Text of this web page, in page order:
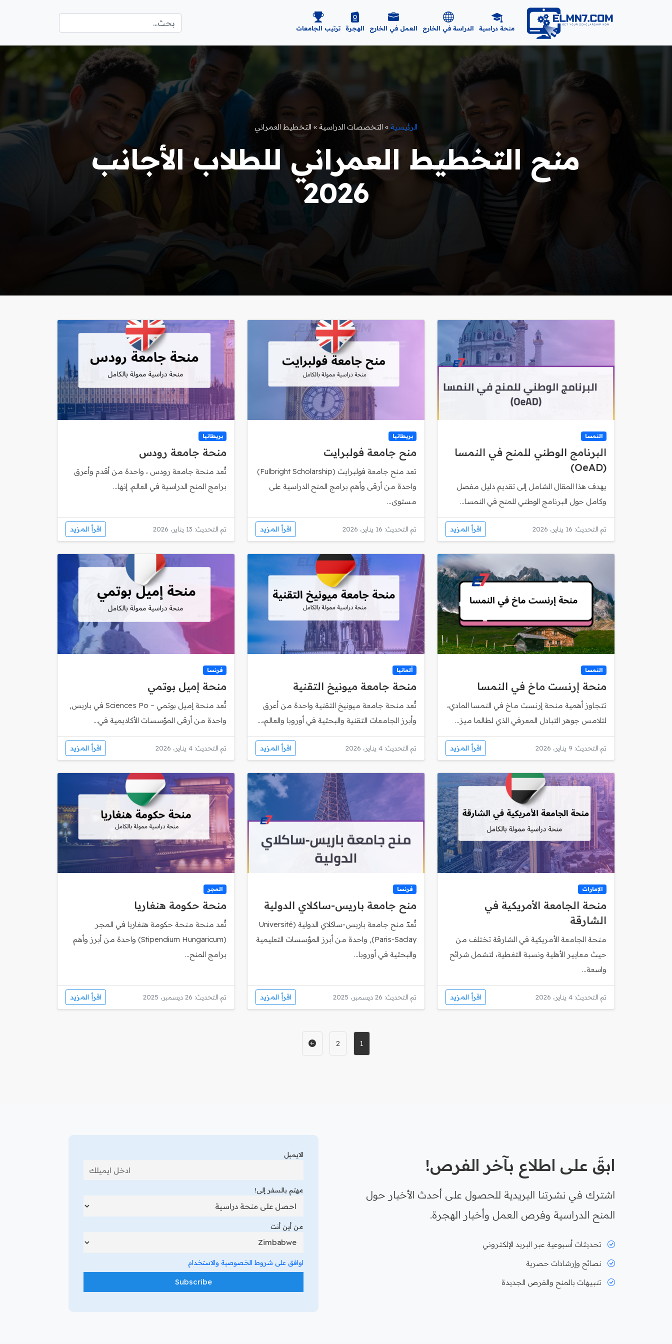
منحة دراسية الدراسة في الخارج العمل في الخارج الهجرة ترتيب الجامعات
الرئيسية » التخصصات الدراسية » التخطيط العمراني
منح التخطيط العمراني للطلاب الأجانب
2026
النمسا
البرنامج الوطني للمنح في النمسا
(OeAD)
يهدف هذا المقال الشامل إلى تقديم دليل مفصل
وكامل حول البرنامج الوطني للمنح في النمسا...
تم التحديث: 16 يناير، 2026 اقرأ المزيد
بريطانيا
منح جامعة فولبرايت
تعد منح جامعة فولبرايت (Fulbright Scholarship)
واحدة من أرقى وأهم برامج المنح الدراسية على
مستوى...
تم التحديث: 16 يناير، 2026 اقرأ المزيد
بريطانيا
منحة جامعة رودس
تُعد منحة جامعة رودس ، واحدة من أقدم وأعرق
برامج المنح الدراسية في العالم. إنها...
تم التحديث: 13 يناير، 2026 اقرأ المزيد
النمسا
منحة إرنست ماخ في النمسا
تتجاوز أهمية منحة إرنست ماخ في النمسا المادي،
لتلامس جوهر التبادل المعرفي الذي لطالما ميز...
تم التحديث: 9 يناير، 2026 اقرأ المزيد
ألمانيا
منحة جامعة ميونيخ التقنية
تُعد منحة جامعة ميونيخ التقنية واحدة من أعرق
وأبرز الجامعات التقنية والبحثية في أوروبا والعالم،...
تم التحديث: 4 يناير، 2026 اقرأ المزيد
فرنسا
منحة إميل بوتمي
تُعد منحة إميل بوتمي – Sciences Po في باريس,
واحدة من أرقى المؤسسات الأكاديمية في...
تم التحديث: 4 يناير، 2026 اقرأ المزيد
الإمارات
منحة الجامعة الأمريكية في
الشارقة
منحة الجامعة الأمريكية في الشارقة تختلف من
حيث معايير الأهلية ونسبة التغطية، لتشمل شرائح
واسعة...
تم التحديث: 4 يناير، 2026 اقرأ المزيد
فرنسا
منح جامعة باريس‑ساكلاي الدولية
تُعدّ منح جامعة باريس‑ساكلاي الدولية (Université
Paris-Saclay), واحدة من أبرز المؤسسات التعليمية
والبحثية في أوروبا...
تم التحديث: 26 ديسمبر، 2025 اقرأ المزيد
المجر
منحة حكومة هنغاريا
تُعد منحة منحة حكومة هنغاريا في المجر
(Stipendium Hungaricum) واحدة من أبرز وأهم
برامج المنح...
تم التحديث: 26 ديسمبر، 2025 اقرأ المزيد
1
2
ابقَ على اطلاع بآخر الفرص!
اشترك في نشرتنا البريدية للحصول على أحدث الأخبار حول
المنح الدراسية وفرص العمل وأخبار الهجرة.
تحديثات أسبوعية عبر البريد الإلكتروني
نصائح وإرشادات حصرية
تنبيهات بالمنح والفرص الجديدة
الايميل
مهتم بالسفر إلى!
من أين أنت
اوافق على شروط الخصوصية والاستخدام